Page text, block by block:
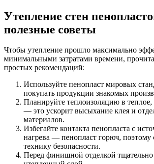
Утепление стен
полезные советы
Чтобы утепление прошло максимально
минимальными затратами времени,
простых рекомендаций:
Используйте пенопласт мировых
покупать продукции знакомых
Планируйте теплоизоляцию в теплое,
— это ускорит высыхание клея и
материалов.
Избегайте контакта пенопласта с
нагрева — пенопласт горюч, поэтому
технику безопасности.
Перед финишной отделкой